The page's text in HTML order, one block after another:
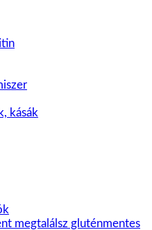
kásák
megtalálsz gluténmentes